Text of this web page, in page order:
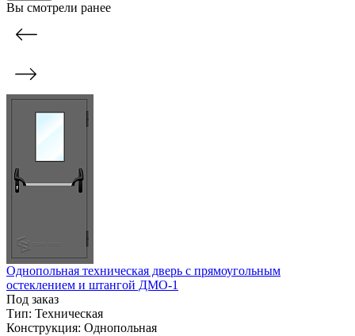
Вы смотрели ранее
Однопольная техническая дверь с прямоугольным
остеклением и штангой ДМО-1
Под заказ
Тип: Техническая
Конструкция: Однопольная